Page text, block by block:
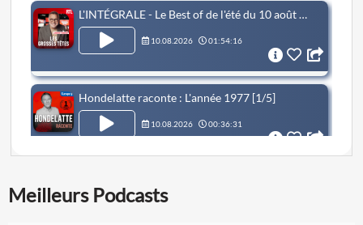
L'INTÉGRALE - Le Best of de l'été du 10 août 2026
10.08.2026 01:54:16
Hondelatte raconte : L'année 1977 [1/5]
10.08.2026 00:36:31
Meilleurs Podcasts